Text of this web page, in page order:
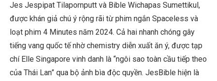
Jes Jespipat Tilapornputt và Bible Wichapas Sumettikul,
được khán giả chú ý rộng rãi từ phim ngắn Spaceless và
loạt phim 4 Minutes năm 2024. Cả hai nhanh chóng gây
tiếng vang quốc tế nhờ chemistry diễn xuất ăn ý, được tạp
chí Elle Singapore vinh danh là “ngôi sao toàn cầu tiếp theo
của Thái Lan” qua bộ ảnh bìa độc quyền. JesBible hiện là